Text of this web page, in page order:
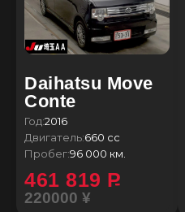
Daihatsu Move
Conte
Год:2016
Двигатель:660 сс
Пробег:96 000 км.
461 819 P
220000 ¥